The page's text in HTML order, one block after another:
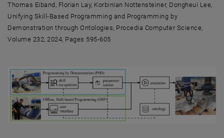
Thomas Eiband, Florian Lay, Korbinian Nottensteiner, Dongheui Lee,
Unifying Skill-Based Programming and Programming by
Demonstration through Ontologies, Procedia Computer Science,
Volume 232, 2024, Pages 595-605